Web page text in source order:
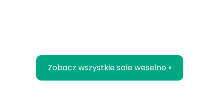
Zobacz wszystkie sale weselne »